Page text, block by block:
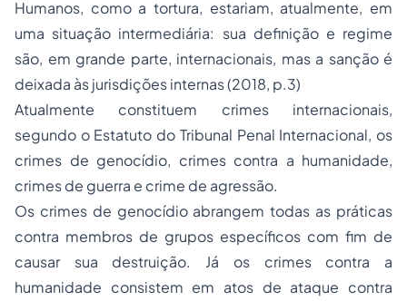
Humanos, como a tortura, estariam, atualmente, em
uma situação intermediária: sua definição e regime
são, em grande parte, internacionais, mas a sanção é
deixada às jurisdições internas (2018, p.3)
Atualmente constituem crimes internacionais,
segundo o Estatuto do Tribunal Penal Internacional, os
crimes de genocídio, crimes contra a humanidade,
crimes de guerra e crime de agressão.
Os crimes de genocídio abrangem todas as práticas
contra membros de grupos específicos com fim de
causar sua destruição. Já os crimes contra a
humanidade consistem em atos de ataque contra